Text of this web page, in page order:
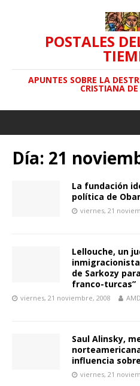
POSTALES
APUNTES SOBRE LA
CRISTIANA
Día: 21
La fundación
política de
viernes, 21
Lellouche, un
de Sarkozy
franco-turcas”
viernes, 21 noviembre, 2008
Saul Alinsky,
influencia
viernes, 21